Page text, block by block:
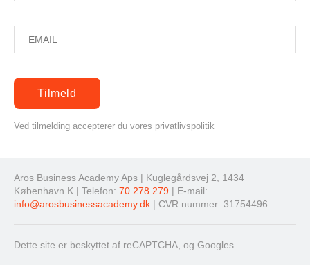
Ved tilmelding accepterer du vores privatlivspolitik
Aros Business Academy Aps | Kuglegårdsvej 2, 1434
København K | Telefon: 70 278 279 | E-mail:
info@arosbusinessacademy.dk | CVR nummer: 31754496
Dette site er beskyttet af reCAPTCHA, og Googles